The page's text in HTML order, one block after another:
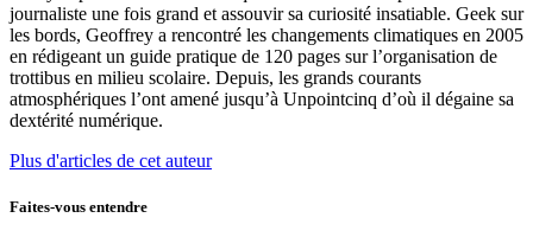
journaliste une fois grand et assouvir sa curiosité insatiable. Geek sur
les bords, Geoffrey a rencontré les changements climatiques en 2005
en rédigeant un guide pratique de 120 pages sur l’organisation de
trottibus en milieu scolaire. Depuis, les grands courants
atmosphériques l’ont amené jusqu’à Unpointcinq d’où il dégaine sa
dextérité numérique.
Plus d'articles de cet auteur
Faites-vous entendre